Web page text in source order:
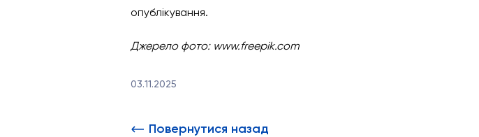
опублікування.
Джерело фото: www.freepik.com
03.11.2025
Повернутися назад